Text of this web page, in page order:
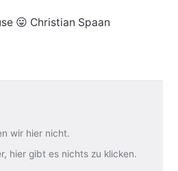
😛 Christian Spaan
wir hier nicht.
hier gibt es nichts zu klicken.